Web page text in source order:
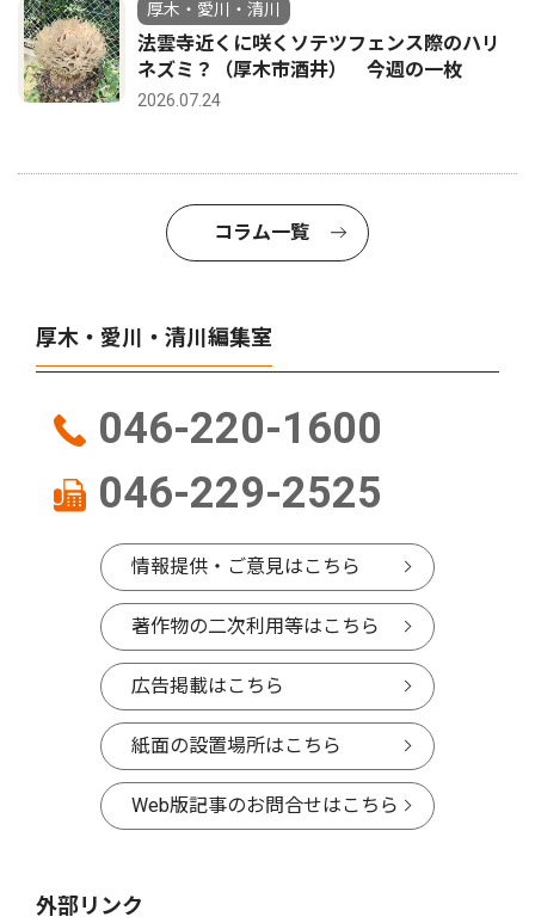
厚木・愛川・清川
法雲寺近くに咲くソテツフェンス際のハリ
ネズミ？（厚木市酒井） 今週の一枚
2026.07.24
コラム一覧
厚木・愛川・清川編集室
046-220-1600
046-229-2525
情報提供・ご意見はこちら
著作物の二次利用等はこちら
広告掲載はこちら
紙面の設置場所はこちら
Web版記事のお問合せはこちら
外部リンク